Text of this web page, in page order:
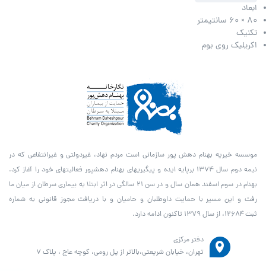
ابعاد
80 × 60 سانتیمتر
تکنیک
اکریلیک روی بوم
موسسه خیریه بهنام دهش پور سازمانی است مردم نهاد، غیردولتی و غیرانتفاعی که در
نیمه دوم سال ۱۳۷۴ برپایه ایده و پیگیری­های بهنام دهش­پور فعالیت­های خود را آغاز کرد.
بهنام در سوم اسفند همان سال و در سن ۲۱ سالگی در اثر ابتلا به بیماری سرطان از میان ما
رفت و این مسیر با حمایت داوطلبان و حامیان و با دریافت مجوز قانونی به شماره
ثبت ۱۲۶۸۴، از سال ۱۳۷۹ تاکنون ادامه دارد.
دفتر مرکزی
تهران، خیابان شریعتی،بالاتر از پل رومی، کوچه عاج ، پلاک ۷